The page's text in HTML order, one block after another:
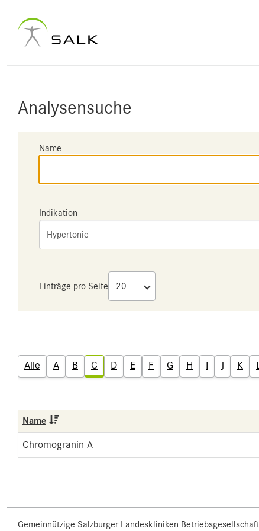
Analysensuche
Name
Indikation
Hypertonie
Einträge pro Seite
Alle A B C D E F G H I J K
Name
Chromogranin A
Gemeinnützige Salzburger Landeskliniken